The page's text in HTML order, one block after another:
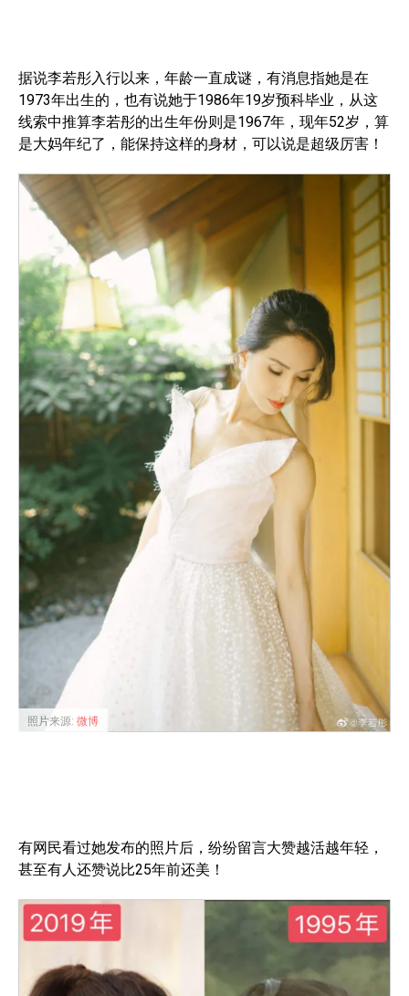
据说李若彤入行以来，年龄一直成谜，有消息指她是在
1973年出生的，也有说她于1986年19岁预科毕业，从这
线索中推算李若彤的出生年份则是1967年，现年52岁，算
是大妈年纪了，能保持这样的身材，可以说是超级厉害！
照片来源: 微博
有网民看过她发布的照片后，纷纷留言大赞越活越年轻，
甚至有人还赞说比25年前还美！